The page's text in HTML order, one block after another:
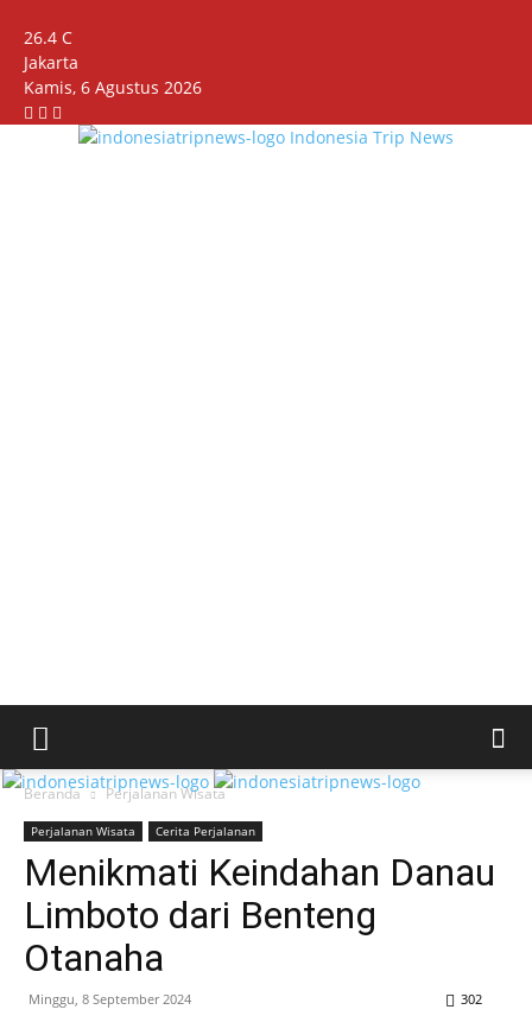
26.4 C
Jakarta
Kamis, 6 Agustus 2026
Indonesia Trip News
Beranda Perjalanan Wisata
Perjalanan Wisata Cerita Perjalanan
Menikmati Keindahan Danau
Limboto dari Benteng
Otanaha
Minggu, 8 September 2024 302